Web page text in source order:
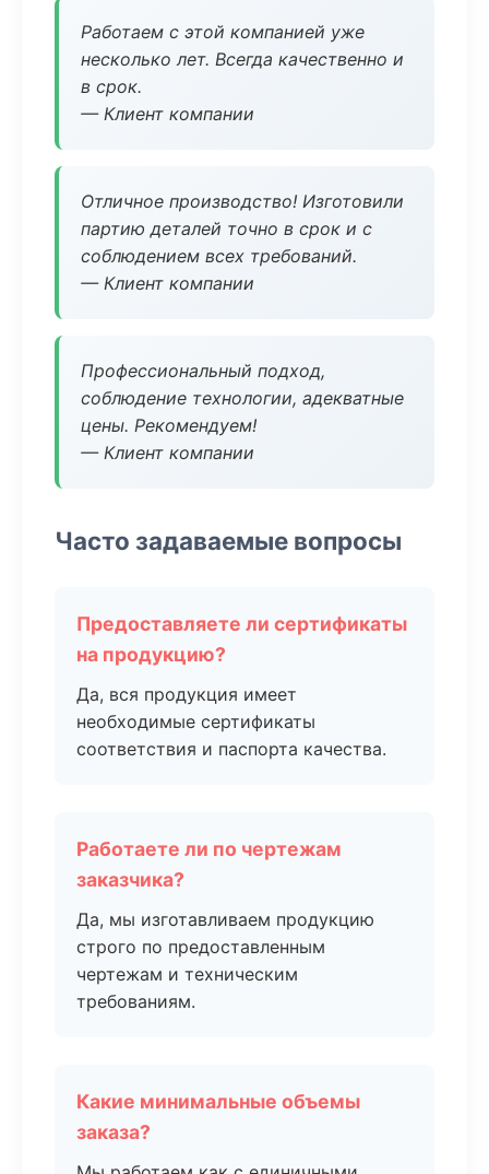
Работаем с этой компанией уже
несколько лет. Всегда качественно и
в срок.
— Клиент компании
Отличное производство! Изготовили
партию деталей точно в срок и с
соблюдением всех требований.
— Клиент компании
Профессиональный подход,
соблюдение технологии, адекватные
цены. Рекомендуем!
— Клиент компании
Часто задаваемые вопросы
Предоставляете ли сертификаты
на продукцию?
Да, вся продукция имеет
необходимые сертификаты
соответствия и паспорта качества.
Работаете ли по чертежам
заказчика?
Да, мы изготавливаем продукцию
строго по предоставленным
чертежам и техническим
требованиям.
Какие минимальные объемы
заказа?